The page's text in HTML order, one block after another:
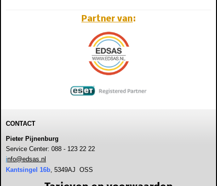
Partner van:
CONTACT
Pieter Pijnenburg
Service Center: 088 - 123 22 22
info@edsas.nl
Kantsingel 16b, 5349AJ OSS